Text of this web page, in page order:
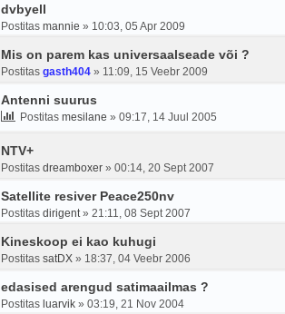
dvbyell
Postitas mannie » 10:03, 05 Apr 2009
Mis on parem kas universaalseade või ?
Postitas gasth404 » 11:09, 15 Veebr 2009
Antenni suurus
Postitas mesilane » 09:17, 14 Juul 2005
NTV+
Postitas dreamboxer » 00:14, 20 Sept 2007
Satellite resiver Peace250nv
Postitas dirigent» 21:11, 08 Sept 2007
Kineskoop ei kao kuhugi
Postitas satDX » 18:37, 04 Veebr 2006
edasised arengud satimaailmas ?
Postitas luarvik » 03:19, 21 Nov 2004